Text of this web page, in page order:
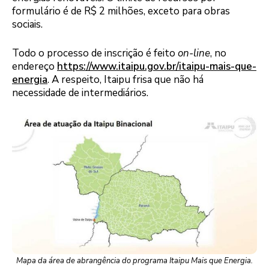
formulário é de R$ 2 milhões, exceto para obras
sociais.
Todo o processo de inscrição é feito on-line, no
endereço https://www.itaipu.gov.br/itaipu-mais-que-
energia. A respeito, Itaipu frisa que não há
necessidade de intermediários.
Mapa da área de abrangência do programa Itaipu Mais que Energia.